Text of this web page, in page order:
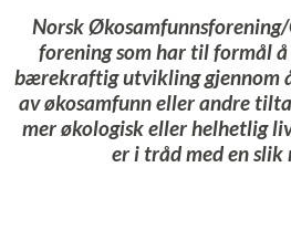
Norsk
forening som har til formål
bærekraftig utvikling gjennom
av økosamfunn eller andre
mer økologisk eller helhetlig
er i tråd med en slik